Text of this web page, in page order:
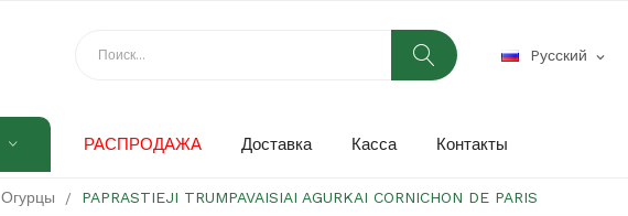
Pусский expand_more
РАСПРОДАЖА Доставка Касса Контакты
Огурцы PAPRASTIEJI TRUMPAVAISIAI AGURKAI CORNICHON DE PARIS